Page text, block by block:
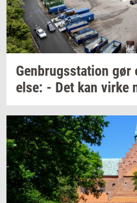
Gen­brugs­sta­tion gør
el­se: - Det kan virke